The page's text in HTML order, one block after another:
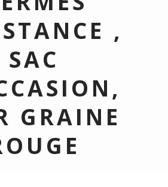
,
SAC
GRAINE